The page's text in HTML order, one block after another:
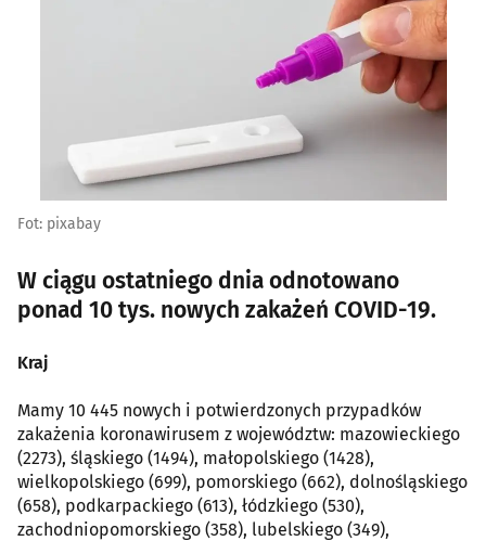
Fot: pixabay
W ciągu ostatniego dnia odnotowano
ponad 10 tys. nowych zakażeń COVID-19.
Kraj
Mamy 10 445 nowych i potwierdzonych przypadków
zakażenia koronawirusem z województw: mazowieckiego
(2273), śląskiego (1494), małopolskiego (1428),
wielkopolskiego (699), pomorskiego (662), dolnośląskiego
(658), podkarpackiego (613), łódzkiego (530),
zachodniopomorskiego (358), lubelskiego (349),